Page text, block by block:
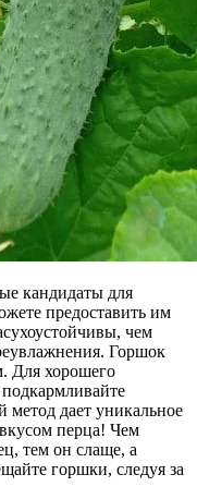
кандидаты для
предоставить им
чем
Горшок
Для хорошего
метод дает уникальное
перца! Чем
тем он слаще, а
горшки, следуя за